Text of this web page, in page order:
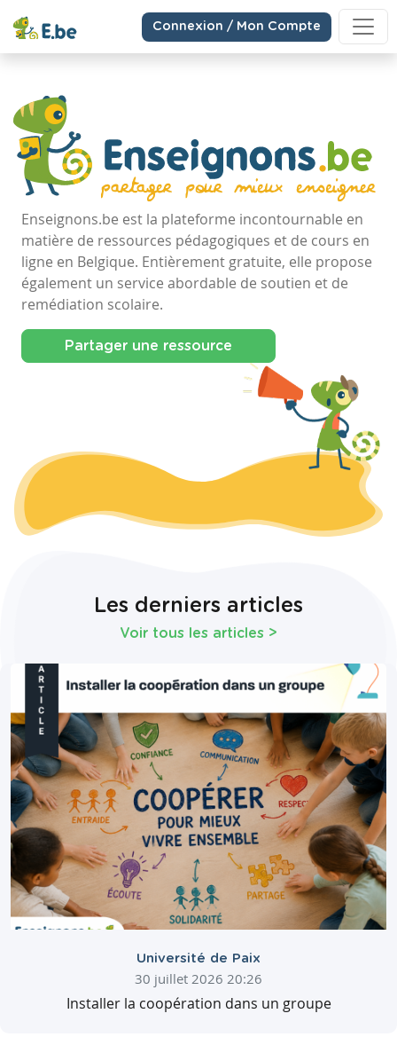
Connexion / Mon Compte
Enseignons.be est la plateforme incontournable en
matière de ressources pédagogiques et de cours en
ligne en Belgique. Entièrement gratuite, elle propose
également un service abordable de soutien et de
remédiation scolaire.
Partager une ressource
Les derniers articles
Voir tous les articles >
Université de Paix
30 juillet 2026 20:26
Installer la coopération dans un groupe